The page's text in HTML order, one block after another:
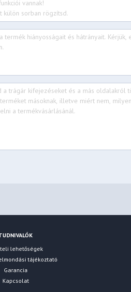
lehetőségek
tájékoztató
Garancia
Kapcsolat